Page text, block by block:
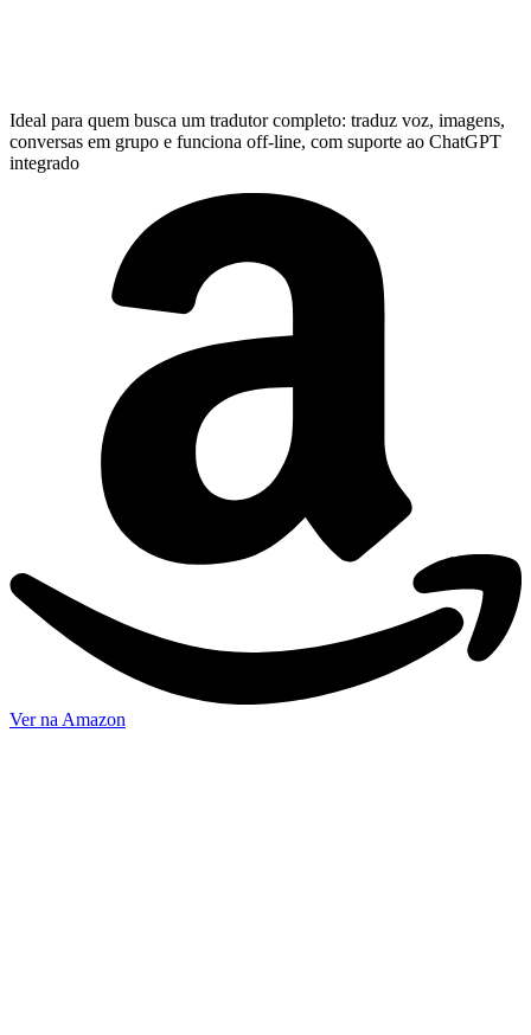
Ideal para quem busca um tradutor completo: traduz voz, imagens,
conversas em grupo e funciona off-line, com suporte ao ChatGPT
integrado
Ver na Amazon